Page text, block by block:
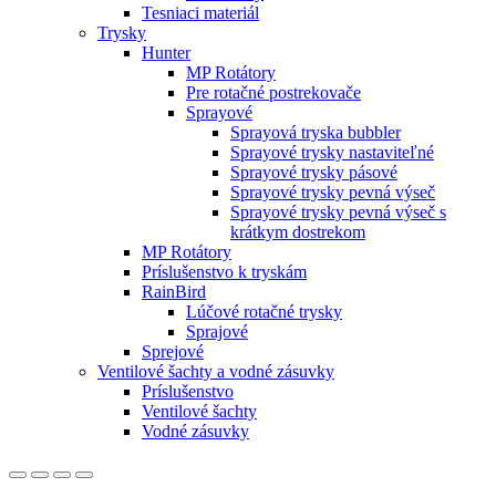
Tesniaci materiál
Trysky
Hunter
MP Rotátory
Pre rotačné postrekovače
Sprayové
Sprayová tryska bubbler
Sprayové trysky nastaviteľné
Sprayové trysky pásové
Sprayové trysky pevná výseč
Sprayové trysky pevná výseč s
krátkym dostrekom
MP Rotátory
Príslušenstvo k tryskám
RainBird
Lúčové rotačné trysky
Sprajové
Sprejové
Ventilové šachty a vodné zásuvky
Príslušenstvo
Ventilové šachty
Vodné zásuvky